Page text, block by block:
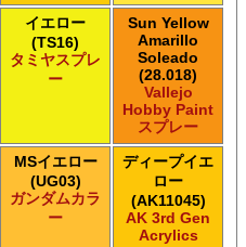
イエロー
(TS16)
タミヤスプレ
ー
Sun Yellow
Amarillo
Soleado
(28.018)
Vallejo
Hobby Paint
スプレー
MSイエロー
(UG03)
ガンダムカラ
ー
ディープイエ
ロー
(AK11045)
AK 3rd Gen
Acrylics